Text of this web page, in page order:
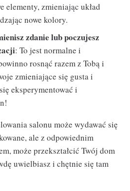
elementy, zmieniając układ
nowe kolory.
zdanie lub poczujesz
: To jest normalne i
rosnąć razem z Tobą i
zmieniające się gusta i
eksperymentować i
salonu może wydawać się
ale z odpowiednim
może przekształcić Twój dom
uwielbiasz i chętnie się tam